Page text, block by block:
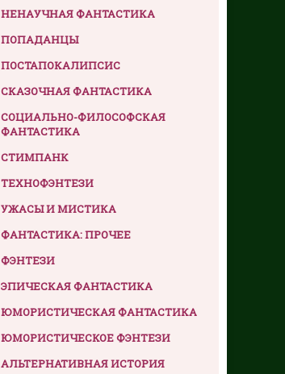
НЕНАУЧНАЯ ФАНТАСТИКА
ПОПАДАНЦЫ
ПОСТАПОКАЛИПСИС
СКАЗОЧНАЯ ФАНТАСТИКА
СОЦИАЛЬНО-ФИЛОСОФСКАЯ
ФАНТАСТИКА
СТИМПАНК
ТЕХНОФЭНТЕЗИ
УЖАСЫ И МИСТИКА
ФАНТАСТИКА: ПРОЧЕЕ
ФЭНТЕЗИ
ЭПИЧЕСКАЯ ФАНТАСТИКА
ЮМОРИСТИЧЕСКАЯ ФАНТАСТИКА
ЮМОРИСТИЧЕСКОЕ ФЭНТЕЗИ
АЛЬТЕРНАТИВНАЯ ИСТОРИЯ